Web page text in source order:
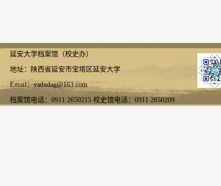
延安大学档案馆（校史办）
地址：陕西省延安市宝塔区延安大学
Email：yadxdag@163.com
档案馆电话：0911 2650215 校史馆电话：0911 2650209